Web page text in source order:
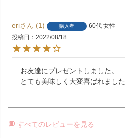
eri 1 購入者 60代 女性
投稿日
2022/08/18
お友達にプレゼントしました。
とても美味しく大変喜ばれました
すべてのレビューを見る